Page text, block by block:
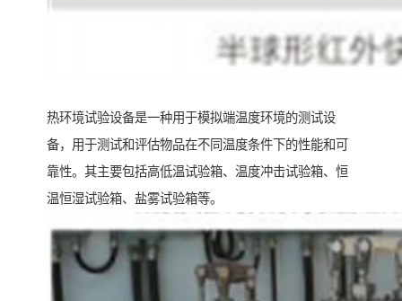
热环境试验设备是一种用于模拟端温度环境的测试设
备，用于测试和评估物品在不同温度条件下的性能和可
靠性。其主要包括高低温试验箱、温度冲击试验箱、恒
温恒湿试验箱、盐雾试验箱等。